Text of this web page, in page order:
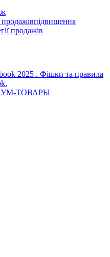
продажівпідвищення
продажів
2025 . Фішки та правила
ТОВАРЫ